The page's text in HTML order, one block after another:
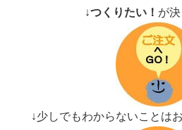
↓つくりたい！ が
↓少しでもわからないことは